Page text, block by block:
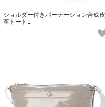
ショルダー付きパーテーション合成皮
革トートL